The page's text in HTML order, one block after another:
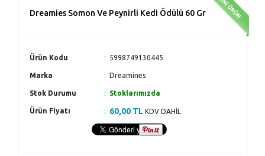
Dreamies Somon Ve Peynirli Kedi Ödülü 60 Gr
Ürün Kodu 5998749130445
Marka Dreamines
Stok Durumu Stoklarımızda
Ürün Fiyatı 60,00 TL KDV DAHİL